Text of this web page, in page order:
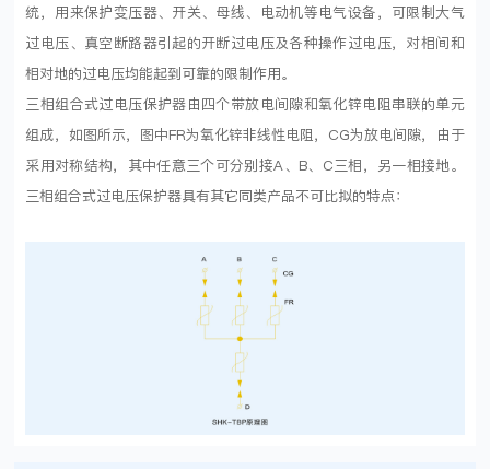
统，用来保护变压器、开关、母线、电动机等电气设备，可限制大气
过电压、真空断路器引起的开断过电压及各种操作过电压，对相间和
相对地的过电压均能起到可靠的限制作用。
三相组合式过电压保护器由四个带放电间隙和氧化锌电阻串联的单元
组成，如图所示，图中FR为氧化锌非线性电阻，CG为放电间隙，由于
采用对称结构，其中任意三个可分别接A、B、C三相，另一相接地。
三相组合式过电压保护器具有其它同类产品不可比拟的特点：